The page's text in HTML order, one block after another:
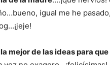
igual me he
la mejor de las ideas para